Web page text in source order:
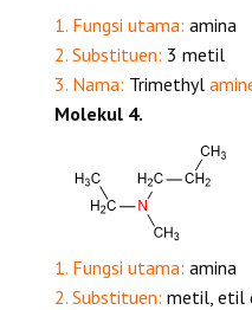
1. Fungsi utama: amina
2. Substituen: 3 metil
3. Nama: Trimethyl
Molekul 4.
1. Fungsi utama: amina
2. Substituen: metil, etil